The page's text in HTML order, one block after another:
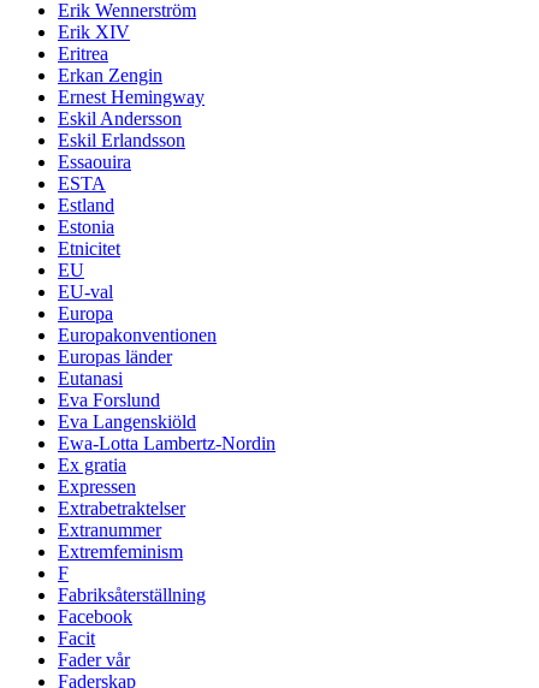
Erik Wennerström
Erik XIV
Eritrea
Erkan Zengin
Ernest Hemingway
Eskil Andersson
Eskil Erlandsson
Essaouira
ESTA
Estland
Estonia
Etnicitet
EU
EU-val
Europa
Europakonventionen
Europas länder
Eutanasi
Eva Forslund
Eva Langenskiöld
Ewa-Lotta Lambertz-Nordin
Ex gratia
Expressen
Extrabetraktelser
Extranummer
Extremfeminism
F
Fabriksåterställning
Facebook
Facit
Fader vår
Faderskap